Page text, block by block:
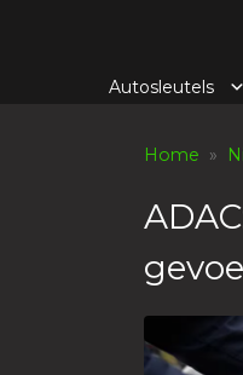
Autosleutels
Home »